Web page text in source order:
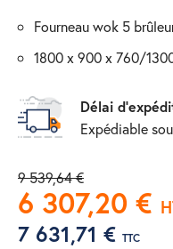
fourneau wok 5
1800 x 900 x 760/
Délai
Expédiable
9 539,64 €
6 307,20 €
7 631,71 € TTC